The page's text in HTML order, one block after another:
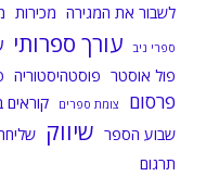
לשבור את המגירה מכירות
ספרי ניב עורך ספרותי
פול אוסטר פוסטהיסטוריה
פרסום צומת ספרים קוראים
שבוע הספר שיווק
תרגום